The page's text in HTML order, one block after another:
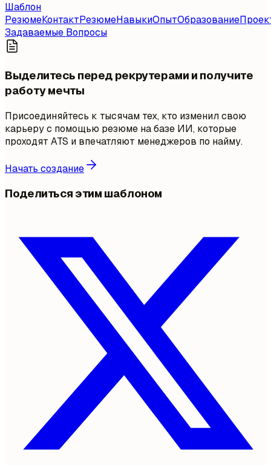
Шаблон
РезюмеКонтактРезюмеНавыкиОпытОбразование
Задаваемые Вопросы
Выделитесь перед рекрутерами и получите
работу мечты
Присоединяйтесь к тысячам тех, кто изменил свою
карьеру с помощью резюме на базе ИИ, которые
проходят ATS и впечатляют менеджеров по найму.
Начать создание
Поделиться этим шаблоном